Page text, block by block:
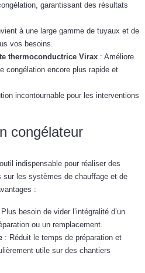
garantissant des résultats
à une large gamme de tuyaux et de
vos besoins.
thermoconductrice Virax : Améliore
congélation encore plus rapide et
incontournable pour les interventions
congélateur
indispensable pour réaliser des
les systèmes de chauffage et de
:
besoin de vider l’intégralité d’un
ou un remplacement.
: Réduit le temps de préparation et
utile sur des chantiers